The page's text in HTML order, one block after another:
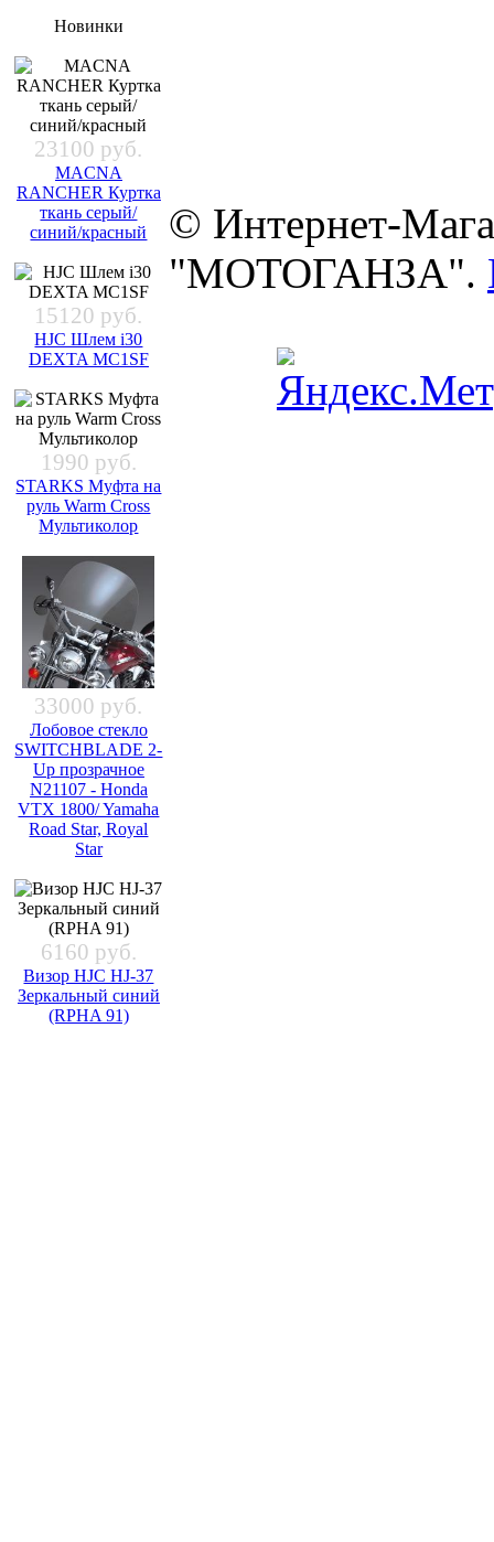
Новинки
23100 руб.
MACNA
RANCHER Куртка
ткань серый/
синий/красный
15120 руб.
HJC Шлем i30
DEXTA MC1SF
1990 руб.
STARKS Муфта на
руль Warm Cross
Мультиколор
33000 руб.
Лобовое стекло
SWITCHBLADE 2-
Up прозрачное
N21107 - Honda
VTX 1800/ Yamaha
Road Star, Royal
Star
6160 руб.
Визор HJC HJ-37
Зеркальный синий
(RPHA 91)
© Интернет-
"МОТОГАНЗА".